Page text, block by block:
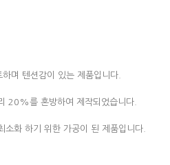
며 텐션감이 있는 제품입니다.
20%를 혼방하여 제작되었습니다.
화 하기 위한 가공이 된 제품입니다.